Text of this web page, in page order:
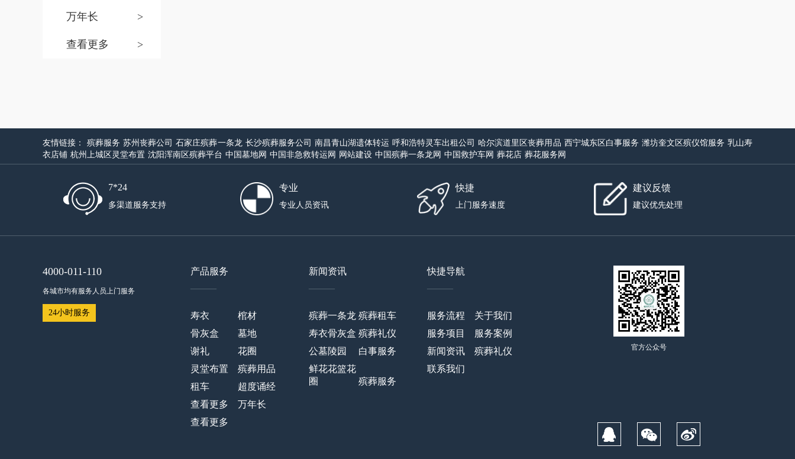
万年长 >
查看更多 >
友情链接： 殡葬服务 苏州丧葬公司 石家庄殡葬一条龙 长沙殡葬服务公司 南昌青山湖遗体转运 呼和浩特灵车出租公司 哈尔滨道里区丧葬用品 西宁城东区白事服务 潍坊奎文区殡仪馆服务 乳山寿
衣店铺 杭州上城区灵堂布置 沈阳浑南区殡葬平台 中国墓地网 中国非急救转运网 网站建设 中国殡葬一条龙网 中国救护车网 葬花店 葬花服务网
7*24
多渠道服务支持
专业
专业人员资讯
快捷
上门服务速度
建议反馈
建议优先处理
4000-011-110
各城市均有服务人员上门服务
24小时服务
产品服务
——
寿衣
棺材
骨灰盒
墓地
谢礼
花圈
灵堂布置
殡葬用品
租车
超度诵经
查看更多
万年长
查看更多
新闻资讯
——
殡葬一条龙 殡葬租车
寿衣骨灰盒 殡葬礼仪
公墓陵园
白事服务
鲜花花篮花
圈
殡葬服务
快捷导航
——
服务流程
关于我们
服务项目
服务案例
新闻资讯
殡葬礼仪
联系我们
官方公众号